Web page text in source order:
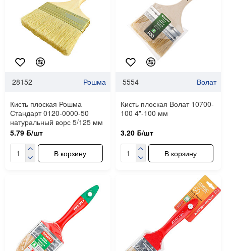
28152 Рошма
Кисть плоская Рошма
Стандарт 0120-0000-50
натуральный ворс 5/125 мм
5.79 ƃ/шт
В корзину
5554 Волат
Кисть плоская Волат 10700-
100 4"-100 мм
3.20 ƃ/шт
В корзину